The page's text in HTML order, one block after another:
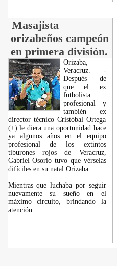
Masajista
orizabeños campeón
en primera división.
Orizaba,
Veracruz. -
Después de
que el ex
futbolista
profesional y
también ex
director técnico Cristóbal Ortega
(+) le diera una oportunidad hace
ya algunos años en el equipo
profesional de los extintos
tiburones rojos de Veracruz,
Gabriel Osorio tuvo que vérselas
difíciles en su natal Orizaba.
Mientras que luchaba por seguir
nuevamente su sueño en el
máximo circuito, brindando la
atención